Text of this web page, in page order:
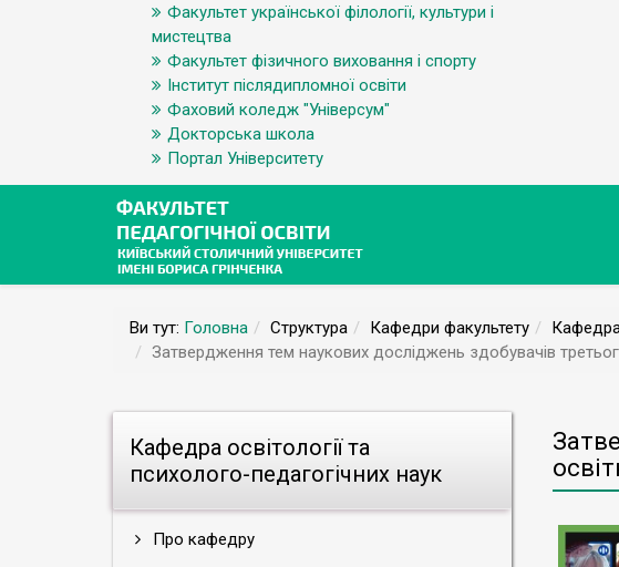
Факультет української філології, культури і
мистецтва
Факультет фізичного виховання і спорту
Інститут післядипломної освіти
Фаховий коледж "Універсум"
Докторська школа
Портал Університету
Ви тут: Головна Структура Кафедри факультету Кафедра
Затвердження тем наукових досліджень здобувачів
Кафедра освітології та
психолого-педагогічних наук
Про кафедру